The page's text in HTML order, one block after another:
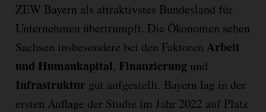
ZEW Bayern als attraktivstes Bundesland für
Unternehmen übertrumpft. Die Ökonomen sehen
Sachsen insbesondere bei den Faktoren Arbeit
und Humankapital, Finanzierungund
Infrastrukturgut aufgestellt. Bayern lag in der
ersten Auflage der Studie im Jahr 2022 auf Platz